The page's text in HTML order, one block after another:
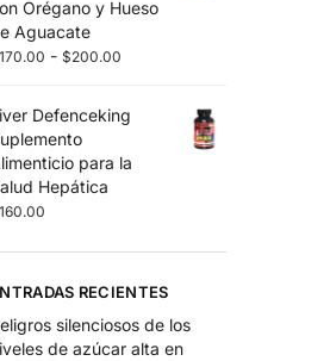
Orégano y Hueso
Aguacate
170.00 -$200.00
Defenceking
para la
Hepática
160.00
RECIENTES
silenciosos de los
de azúcar alta en